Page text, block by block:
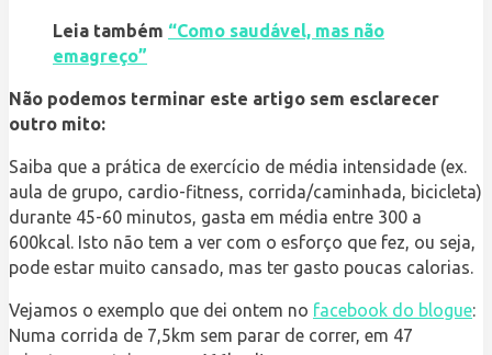
Leia também “Como saudável, mas não
emagreço”
Não podemos terminar este artigo sem esclarecer
outro mito:
Saiba que a prática de exercício de média intensidade (ex.
aula de grupo, cardio-fitness, corrida/caminhada, bicicleta)
durante 45-60 minutos, gasta em média entre 300 a
600kcal. Isto não tem a ver com o esforço que fez, ou seja,
pode estar muito cansado, mas ter gasto poucas calorias.
Vejamos o exemplo que dei ontem no facebook do blogue:
Numa corrida de 7,5km sem parar de correr, em 47